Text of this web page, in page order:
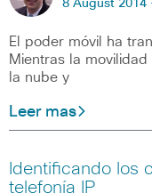
8 August 2014
El poder móvil ha
Mientras la
la nube y
Leer mas
Identificando los
telefonía IP